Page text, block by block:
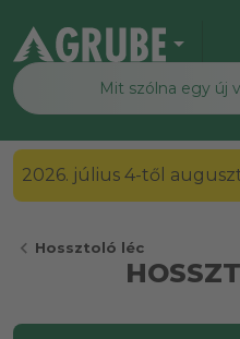
arrow_drop_down
2026. július 4-től
chevron_left Hossztoló léc